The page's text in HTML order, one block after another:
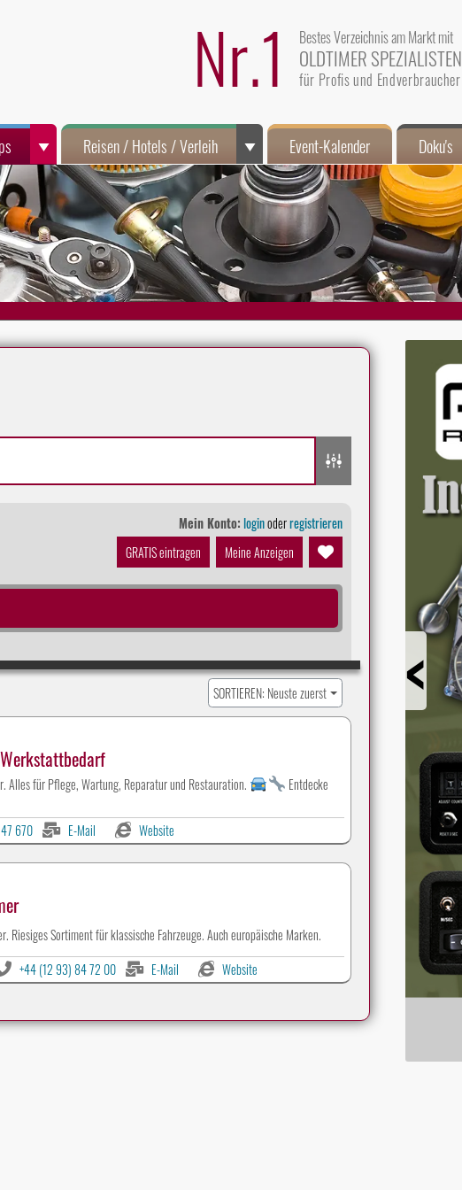
Nr.1 Bestes Verzeichnis am Markt mit
OLDTIMER SPEZIALISTEN
für Profis und Endverbraucher
Reisen / Hotels / Verleih Event-Kalender Doku's
Mein Konto: loginoderregistrieren
GRATIS eintragen
Meine Anzeigen
SORTIEREN: Neuste zuerst
Alles für Pflege, Wartung, Reparatur und Restauration.
Entdecke
670 E-Mail Website
Riesiges Sortiment für klassische Fahrzeuge. Auch europäische Marken.
+44 (12 93) 84 72 00 E-Mail Website
Prev